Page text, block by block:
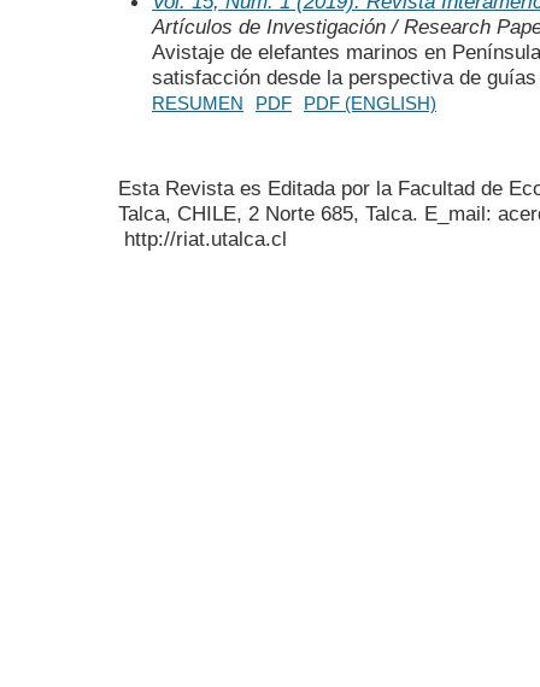
Artículos de Investigación / Research
Avistaje de elefantes marinos en
satisfacción desde la perspectiva de
RESUMEN PDF PDF (ENGLISH)
Esta Revista es Editada por la Facultad de
Talca, CHILE, 2 Norte 685, Talca. E_mail:
http://riat.utalca.cl